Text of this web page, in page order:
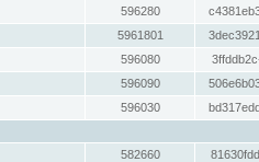
596280
5961801
596080
596090
596030
582660